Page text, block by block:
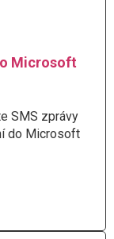
Microsoft
SMS zprávy
do Microsoft